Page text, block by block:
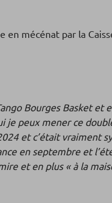
mécénat par la
Bourges Basket
je peux mener ce
et c’était vraiment
en septembre et
et en plus « à la